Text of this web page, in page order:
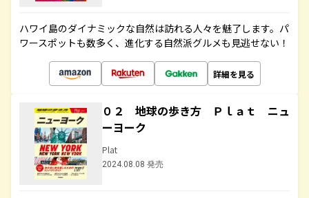
ハワイ島のダイナミックな自然は訪れる人々を魅了します。パ
ワースポットも数多く、進化する自然派グルメも見逃せない！
詳細を見る
０２ 地球の歩き方 Ｐｌａｔ ニュ
ーヨーク
Plat
2024.08.08 発売